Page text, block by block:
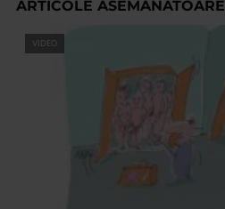
ARTICOLE ASEMANATOARE
VIDEO